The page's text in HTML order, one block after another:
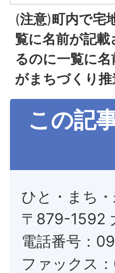
(注意)町内で宅
覧に名前が記
るのに一覧に
がまちづくり
この記
ひと・まち
〒879-1592
電話番号：
ファックス